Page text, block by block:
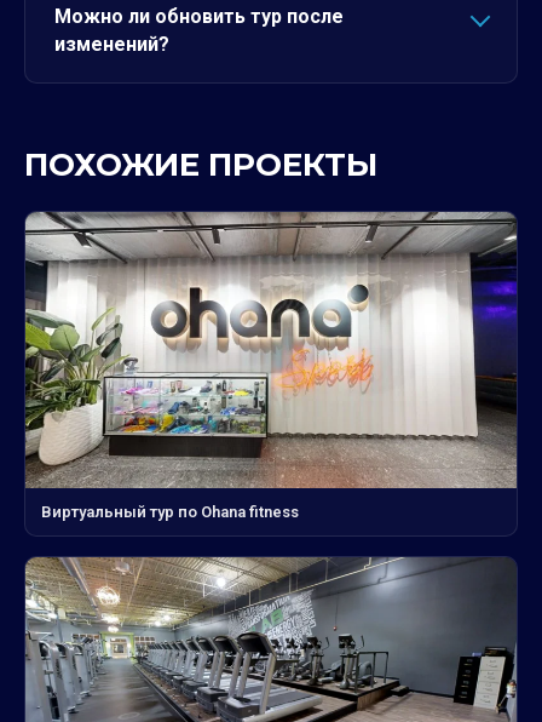
Можно ли обновить тур после
изменений?
ПОХОЖИЕ ПРОЕКТЫ
Виртуальный тур по Ohana fitness